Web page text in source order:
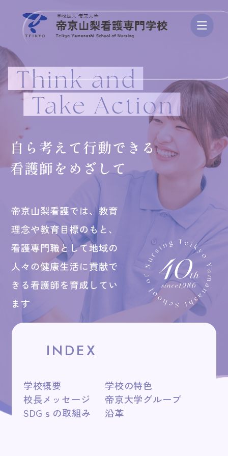
学校案内
資格/進路・就職
入試・学費
キャンパスライフ
オープンキャンパス
アクセス
INDEX
学校概要
学校の特色
校長メッセージ
帝京大学グループ
SDGｓの取組み
沿革